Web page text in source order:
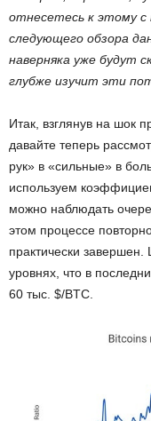
отнесетесь к этому с
следующего обзора
наверняка уже будут
глубже изучит эти
Итак, взглянув на шок
давайте теперь
рук» в «сильные» в
используем
можно наблюдать
этом процессе
практически
уровнях, что в
60 тыс. $/BTC.